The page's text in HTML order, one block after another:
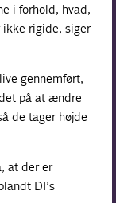
i forhold, hvad,
ikke rigide, siger
gennemført,
på at ændre
de tager højde
at der er
DI’s